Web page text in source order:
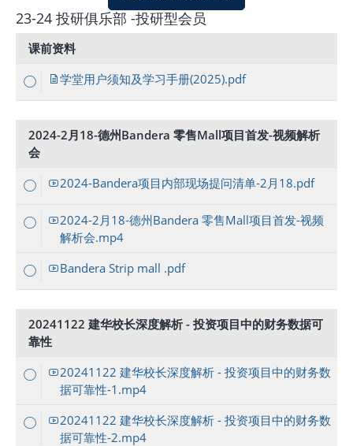
23-24 投研俱乐部 -投研型会员
课前资料
学堂用户须知及学习手册(2025).pdf
2024-2月18-德州Bandera 零售Mall项目首发-视频解析
会
2024-Bandera项目内部现场提问清单-2月18.pdf
2024-2月18-德州Bandera 零售Mall项目首发-视频
解析会.mp4
Bandera Strip mall .pdf
20241122 建华校长深度解析 - 投资项目中的财务数据可
靠性
20241122 建华校长深度解析 - 投资项目中的财务数
据可靠性-1.mp4
20241122 建华校长深度解析 - 投资项目中的财务数
据可靠性-2.mp4